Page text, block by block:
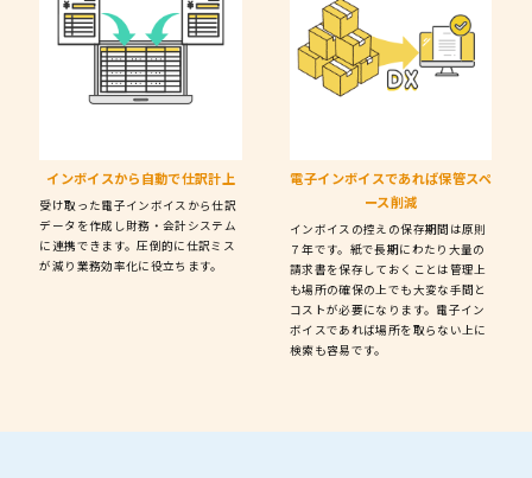
インボイスから自動で仕訳計上
受け取った電子インボイスから仕訳
データを作成し財務・会計システム
に連携できます。圧倒的に仕訳ミス
が減り業務効率化に役立ちます。
電子インボイスであれば保管スペ
ース削減
インボイスの控えの保存期間は原則
７年です。紙で長期にわたり大量の
請求書を保存しておくことは管理上
も場所の確保の上でも大変な手間と
コストが必要になります。電子イン
ボイスであれば場所を取らない上に
検索も容易です。